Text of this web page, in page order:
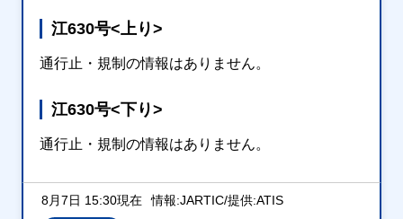
江630号<上り>
通行止・規制の情報はありません。
江630号<下り>
通行止・規制の情報はありません。
8月7日 15:30現在 情報:JARTIC/提供:ATIS